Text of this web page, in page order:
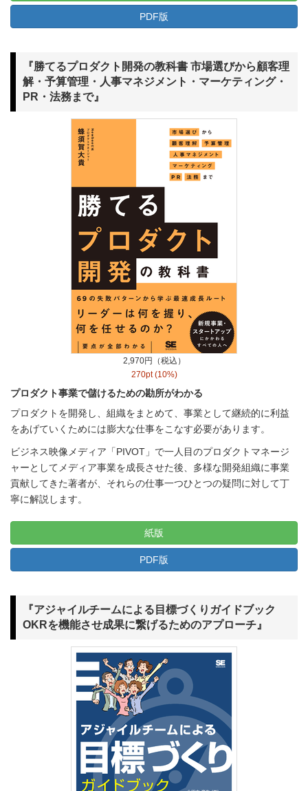
PDF版
『勝てるプロダクト開発の教科書 市場選びから顧客理
解・予算管理・人事マネジメント・マーケティング・
PR・法務まで』
2,970円（税込）
270pt (10%)
プロダクト事業で儲けるための勘所がわかる
プロダクトを開発し、組織をまとめて、事業として継続的に利益
をあげていくためには膨大な仕事をこなす必要があります。
ビジネス映像メディア「PIVOT」で一人目のプロダクトマネージ
ャーとしてメディア事業を成長させた後、多様な開発組織に事業
貢献してきた著者が、それらの仕事一つひとつの疑問に対して丁
寧に解説します。
紙版
PDF版
『アジャイルチームによる目標づくりガイドブック
OKRを機能させ成果に繋げるためのアプローチ』